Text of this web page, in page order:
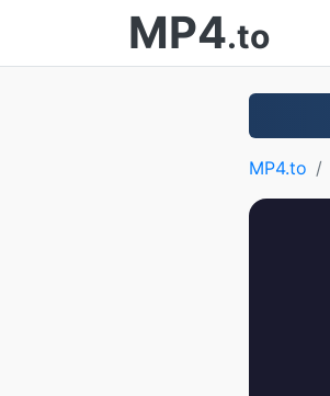
MP4.to
MP4.to